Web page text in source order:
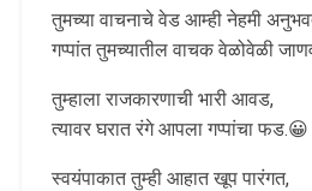
तुमच्या वाचनाचे वेड आम्ही नेहमी
गप्पांत तुमच्यातील वाचक वेळोवेळी
तुम्हाला राजकारणाची भारी आवड,
त्यावर घरात रंगे आपला गप्पांचा फड.😀
स्वयंपाकात तुम्ही आहात खूप पारंगत,